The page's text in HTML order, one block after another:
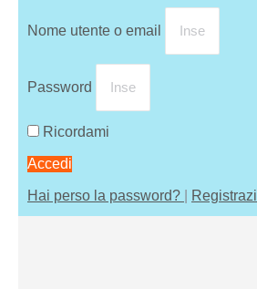
Nome utente o email
Password
Ricordami
Accedi
Hai perso la password?